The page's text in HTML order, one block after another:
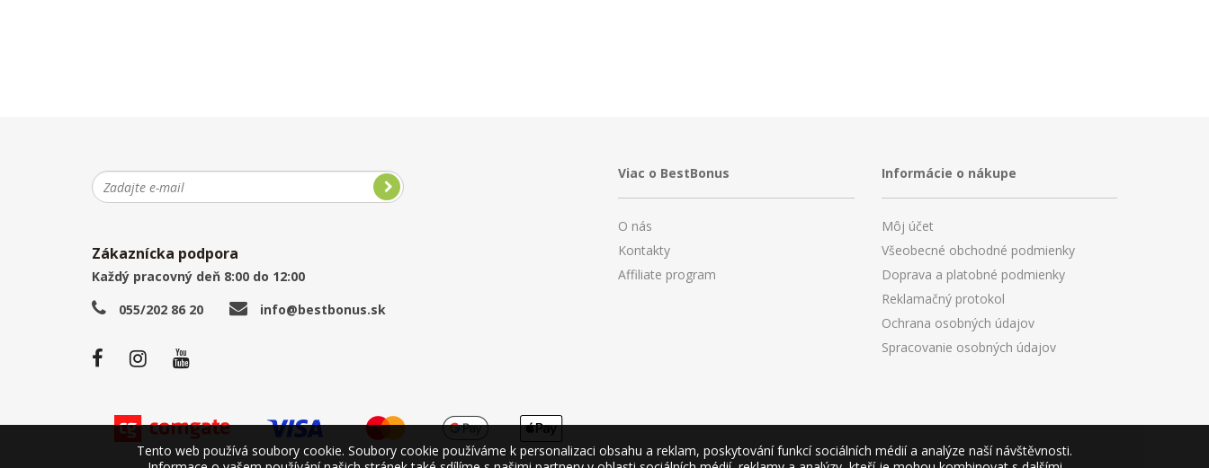
Tento web používá soubory cookie. Soubory cookie používáme k personalizaci obsahu a reklam, poskytování funkcí sociálních médií a analýze naší návštěvnosti.
Zákaznícka podpora
Každý pracovný deň 8:00 do 12:00
055/202 86 20
info@bestbonus.sk
Viac o BestBonus
O nás
Kontakty
Affiliate program
Informácie o nákupe
Môj účet
Všeobecné obchodné podmienky
Doprava a platobné podmienky
Reklamačný protokol
Ochrana osobných údajov
Spracovanie osobných údajov